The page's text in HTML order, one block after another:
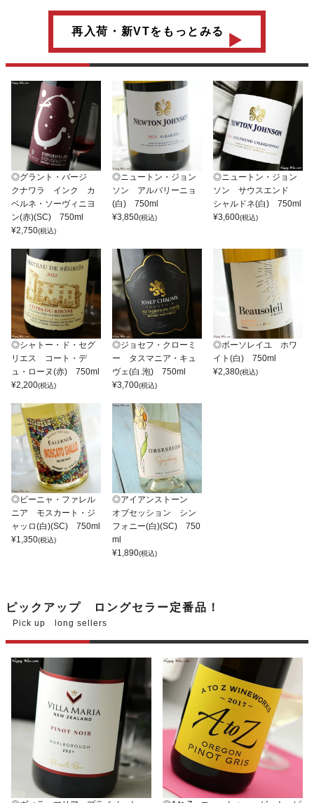
再入荷・新VTをもっとみる
◎グラント・バージ
クナワラ インク カ
ベルネ・ソーヴィニヨ
ン(赤)(SC) 750ml
¥2,750(税込)
◎ニュートン・ジョン
ソン アルバリーニョ
(白) 750ml
¥3,850(税込)
◎ニュートン・ジョン
ソン サウスエンド
シャルドネ(白) 750ml
¥3,600(税込)
◎シャトー・ド・セグ
リエス コート・デ
ュ・ローヌ(赤) 750ml
¥2,200(税込)
◎ジョセフ・クローミ
ー タスマニア・キュ
ヴェ(白.泡) 750ml
¥3,700(税込)
◎ボーソレイユ ホワ
イト(白) 750ml
¥2,380(税込)
◎ビーニャ・ファレル
ニア モスカート・ジ
ャッロ(白)(SC) 750ml
¥1,350(税込)
◎アイアンストーン
オブセッション シン
フォニー(白)(SC) 750
ml
¥1,890(税込)
ピックアップ ロングセラー定番品！
Pick up long sellers